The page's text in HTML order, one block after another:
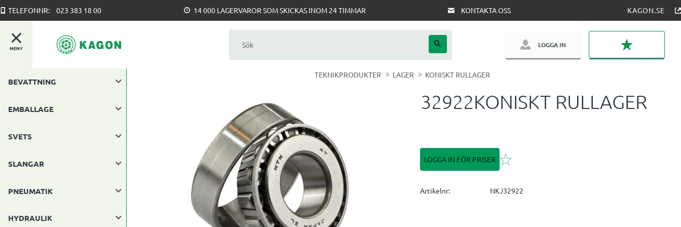
TELEFONNR: 023 383 18 00 14 000 LAGERVAROR SOM SKICKAS INOM 24 TIMMAR KONTAKTA OSS KAGON.SE
MENY LOGGA IN
TEKNIKPRODUKTER LAGER KONISKT RULLAGER
32922KONISKT RULLAGER
LOGGA IN FÖR PRISER Lägg till i favoriter
Artikelnr NKJ32922
BEVATTNING
EMBALLAGE
SVETS
SLANGAR
PNEUMATIK
HYDRAULIK